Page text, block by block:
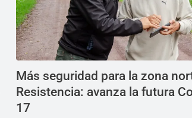
Más seguridad para la zona
Resistencia: avanza la futura
17